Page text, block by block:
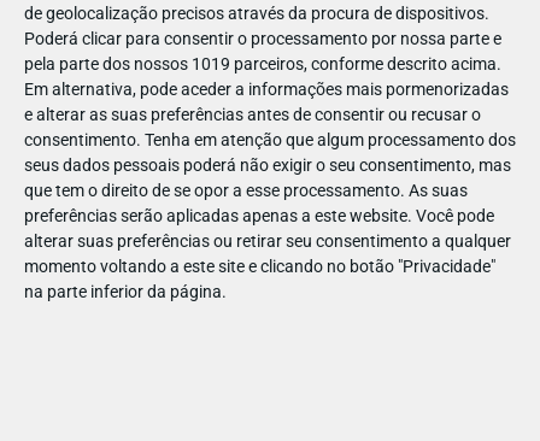
de geolocalização precisos através da procura de dispositivos.
Poderá clicar para consentir o processamento por nossa parte e
pela parte dos nossos 1019 parceiros, conforme descrito acima.
Em alternativa, pode aceder a informações mais pormenorizadas
e alterar as suas preferências antes de consentir ou recusar o
consentimento. Tenha em atenção que algum processamento dos
seus dados pessoais poderá não exigir o seu consentimento, mas
que tem o direito de se opor a esse processamento. As suas
preferências serão aplicadas apenas a este website. Você pode
alterar suas preferências ou retirar seu consentimento a qualquer
momento voltando a este site e clicando no botão "Privacidade"
na parte inferior da página.
Rua Arco do Carvalhão, nº282, 1350-026- Lisboa
RESTAURAÇÃO ACESSIBILIDADE MULTIBANCO